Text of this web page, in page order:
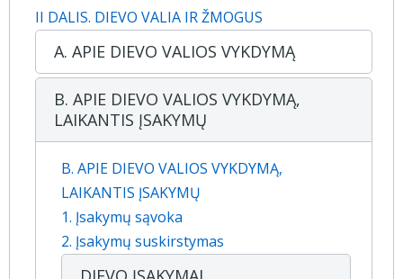
II DALIS. DIEVO VALIA IR ŽMOGUS
A. APIE DIEVO VALIOS VYKDYMĄ
B. APIE DIEVO VALIOS VYKDYMĄ,
LAIKANTIS ĮSAKYMŲ
B. APIE DIEVO VALIOS VYKDYMĄ,
LAIKANTIS ĮSAKYMŲ
1. Įsakymų sąvoka
2. Įsakymų suskirstymas